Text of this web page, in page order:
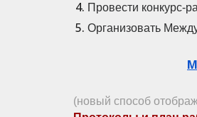
Провести конкурс-
Организовать
(новый способ